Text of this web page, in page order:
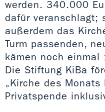
werden. 340.000
dafür veranschlagt;
außerdem das
Turm passenden,
kämen noch
Die Stiftung KiBa
„Kirche des
Privatspende